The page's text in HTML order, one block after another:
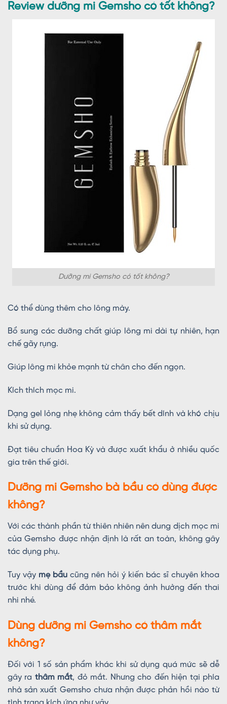
Review dưỡng mi Gemsho có tốt không?
Dưỡng mi Gemsho có tốt không?
Có thể dùng thêm cho lông mày.
Bổ sung các dưỡng chất giúp lông mi dài tự nhiên, hạn
chế gãy rụng.
Giúp lông mi khỏe mạnh từ chân cho đến ngọn.
Kích thích mọc mi.
Dạng gel lỏng nhẹ không cảm thấy bết dính và khó chịu
khi sử dụng.
Đạt tiêu chuẩn Hoa Kỳ và được xuất khẩu ở nhiều quốc
gia trên thế giới.
Dưỡng mi Gemsho bà bầu có dùng được
không?
Với các thành phần từ thiên nhiên nên dung dịch mọc mi
của Gemsho được nhận định là rất an toàn, không gây
tác dụng phụ.
Tuy vậy mẹ bầu cũng nên hỏi ý kiến bác sĩ chuyên khoa
trước khi dùng để đảm bảo không ảnh hưởng đến thai
nhi nhé.
Dùng dưỡng mi Gemsho có thâm mắt
không?
Đối với 1 số sản phẩm khác khi sử dụng quá mức sẽ dễ
gây ra thâm mắt, đỏ mắt. Nhưng cho đến hiện tại phía
nhà sản xuất Gemsho chưa nhận được phản hồi nào từ